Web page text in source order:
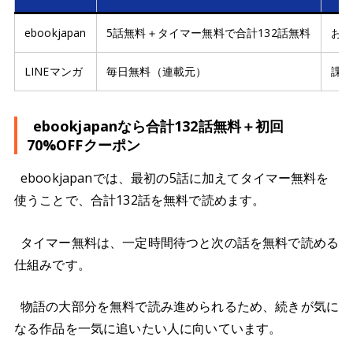
ebookjapan 5話無料＋タイマー無料で合計132話無料 お
LINEマンガ 毎日無料（連載元） 課
ebookjapanなら合計132話無料＋初回
70%OFFクーポン
ebookjapanでは、最初の5話に加えてタイマー無料を
使うことで、合計132話を無料で読めます。
タイマー無料は、一定時間待つと次の話を無料で読める
仕組みです。
物語の大部分を無料で読み進められるため、続きが気に
なる作品を一気に追いたい人に向いています。